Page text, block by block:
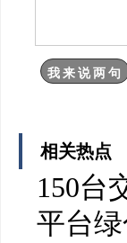
相关热点
150台
平台